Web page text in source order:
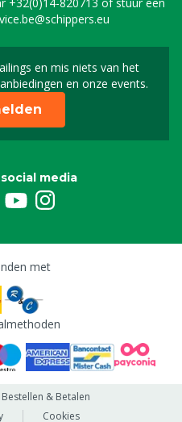
en mis niets van het
en onze events.
Meld u aan voor onze
media
met
Bestellen & Betalen
Cookies